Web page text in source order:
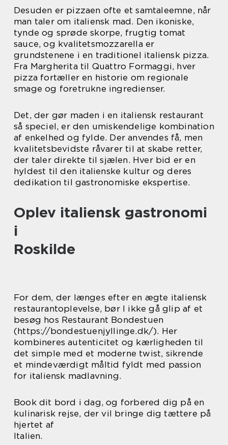
Desuden er pizzaen ofte et samtaleemne, når
man taler om italiensk mad. Den ikoniske,
tynde og sprøde skorpe, frugtig tomat
sauce, og kvalitetsmozzarella er
grundstenene i en traditionel italiensk pizza.
Fra Margherita til Quattro Formaggi, hver
pizza fortæller en historie om regionale
smage og foretrukne ingredienser.
Det, der gør maden i en italiensk restaurant
så speciel, er den umiskendelige kombination
af enkelhed og fylde. Der anvendes få, men
kvalitetsbevidste råvarer til at skabe retter,
der taler direkte til sjælen. Hver bid er en
hyldest til den italienske kultur og deres
dedikation til gastronomiske ekspertise.
Oplev italiensk gastronomi
i
Roskilde
For dem, der længes efter en ægte italiensk
restaurantoplevelse, bør I ikke gå glip af et
besøg hos Restaurant Bondestuen
(https://bondestuenjyllinge.dk/). Her
kombineres autenticitet og kærligheden til
det simple med et moderne twist, sikrende
et mindeværdigt måltid fyldt med passion
for italiensk madlavning.
Book dit bord i dag, og forbered dig på en
kulinarisk rejse, der vil bringe dig tættere på
hjertet af
Italien.